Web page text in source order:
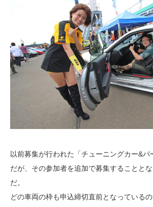
以前募集が行われた「チューニングカー&パ
だが、その参加者を追加で募集することと
だ。
どの車両の枠も申込締切直前となっている